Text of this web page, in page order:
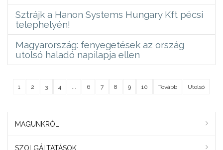
Sztrájk a Hanon Systems Hungary Kft pécsi
telephelyén!
Magyarország: fenyegetések az ország
utolsó haladó napilapja ellen
1 2 3 4 ... 6 7 8 9 10 Tovább Utolsó
MAGUNKRÓL
SZOLGÁLTATÁSOK